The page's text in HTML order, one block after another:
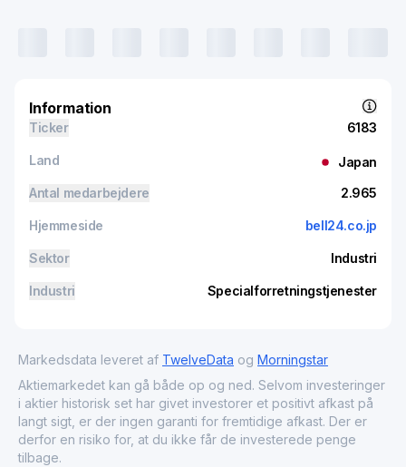
Information
Ticker 6183
Land
Japan
Antal medarbejdere
2.965
Hjemmeside bell24.co.jp
Sektor Industri
Industri Specialforretningstjenester
Markedsdata leveret af TwelveData og Morningstar
Aktiemarkedet kan gå både op og ned. Selvom investeringer
i aktier historisk set har givet investorer et positivt afkast på
langt sigt, er der ingen garanti for fremtidige afkast. Der er
derfor en risiko for, at du ikke får de investerede penge
tilbage.